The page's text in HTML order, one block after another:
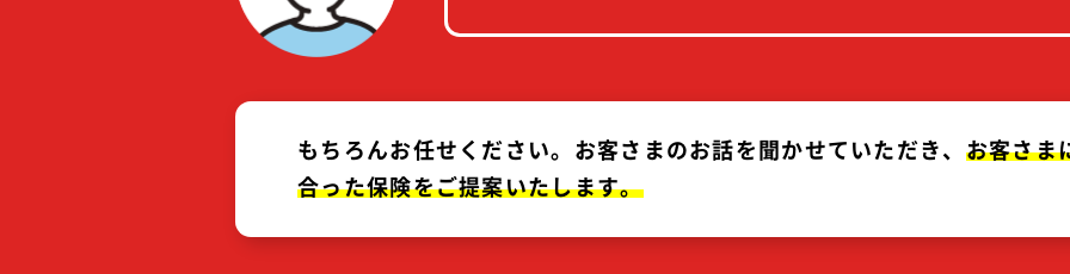
もちろんお任せください。お客さまのお話を聞かせていただき、 お客さま
合った保険をご提案いたします。